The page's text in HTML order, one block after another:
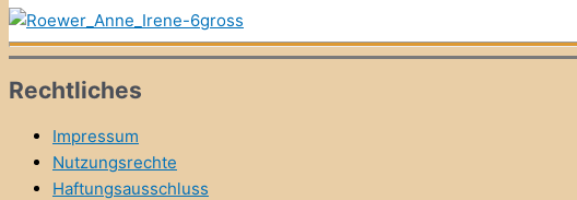
Rechtliches
Impressum
Nutzungsrechte
Haftungsausschluss